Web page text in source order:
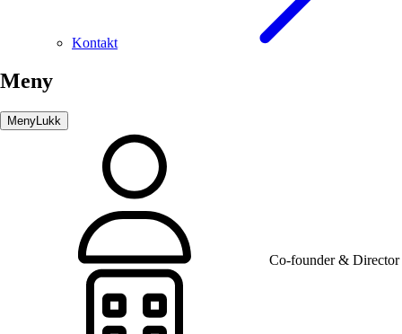
Kontakt
Meny
Meny Lukk
Co-founder & Director